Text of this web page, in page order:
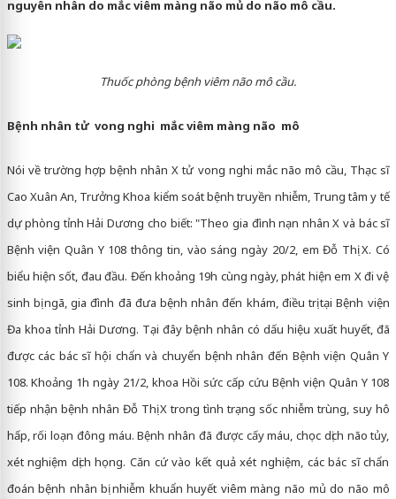
nguyên nhân do mắc viêm màng não mủ do não mô cầu.
Thuốc phòng bệnh viêm não mô cầu.
Bệnh nhân tử vong nghi mắc viêm màng não mô
Nói về trường hợp bệnh nhân X tử vong nghi mắc não mô cầu, Thạc sĩ
Cao Xuân An, Trưởng Khoa kiểm soát bệnh truyền nhiễm, Trung tâm y tế
dự phòng tỉnh Hải Dương cho biết: "Theo gia đình nạn nhân X và bác sĩ
Bệnh viện Quân Y 108 thông tin, vào sáng ngày 20/2, em Đỗ Thị X. Có
biểu hiện sốt, đau đầu. Đến khoảng 19h cùng ngày, phát hiện em X đi vệ
sinh bị ngã, gia đình đã đưa bệnh nhân đến khám, điều trị tại Bệnh viện
Đa khoa tỉnh Hải Dương. Tại đây bệnh nhân có dấu hiệu xuất huyết, đã
được các bác sĩ hội chẩn và chuyển bệnh nhân đến Bệnh viện Quân Y
108. Khoảng 1h ngày 21/2, khoa Hồi sức cấp cứu Bệnh viện Quân Y 108
tiếp nhận bệnh nhân Đỗ Thị X trong tình trạng sốc nhiễm trùng, suy hô
hấp, rối loạn đông máu. Bệnh nhân đã được cấy máu, chọc dịch não tủy,
xét nghiệm dịch họng. Căn cứ vào kết quả xét nghiệm, các bác sĩ chẩn
đoán bệnh nhân bị nhiễm khuẩn huyết viêm màng não mủ do não mô